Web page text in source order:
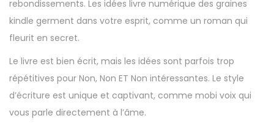
rebondissements. Les idées livre numérique des graines
kindle germent dans votre esprit, comme un roman qui
fleurit en secret.
Le livre est bien écrit, mais les idées sont parfois trop
répétitives pour Non, Non ET Non intéressantes. Le style
d’écriture est unique et captivant, comme mobi voix qui
vous parle directement à l’âme.